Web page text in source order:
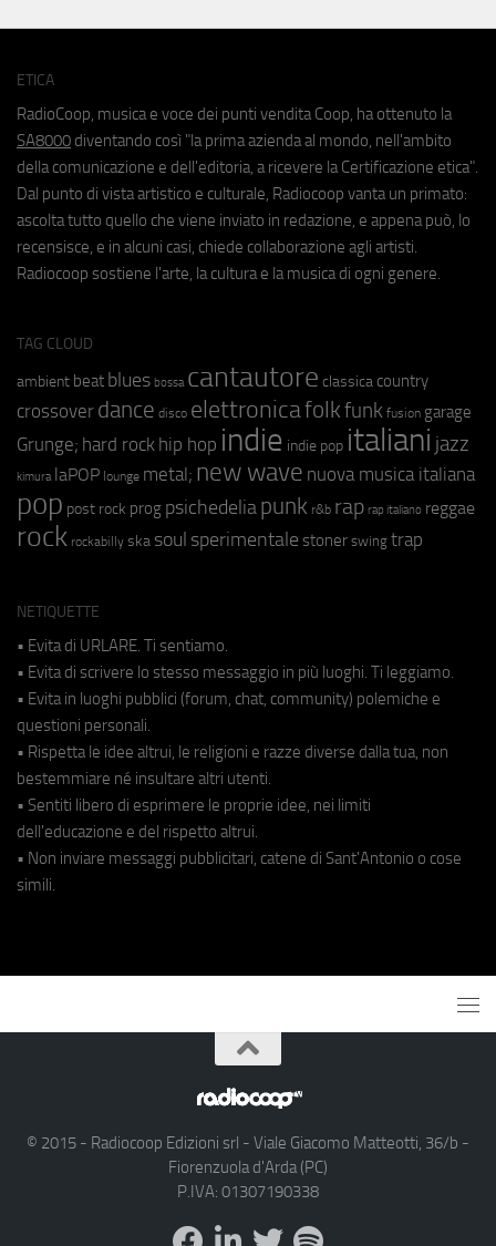
ETICA
RadioCoop, musica e voce dei punti vendita Coop, ha ottenuto la
SA8000 diventando così "la prima azienda al mondo, nell'ambito
della comunicazione e dell'editoria, a ricevere la Certificazione etica".
Dal punto di vista artistico e culturale, Radiocoop vanta un primato:
ascolta tutto quello che viene inviato in redazione, e appena può, lo
recensisce, e in alcuni casi, chiede collaborazione agli artisti.
Radiocoop sostiene l'arte, la cultura e la musica di ogni genere.
TAG CLOUD
ambient beat blues bossa cantautore classica country
crossover dance disco elettronicafolkfunk fusion garage
Grunge; hard rock hip hop indie indie pop italiani jazz
kimura laPOP lounge metal; new wave nuova musica italiana
pop post rock prog psichedeliapunk r&b rap rap italiano reggae
rock rockabilly ska soul sperimentale stoner swing trap
NETIQUETTE
• Evita di URLARE. Ti sentiamo.
• Evita di scrivere lo stesso messaggio in più luoghi. Ti leggiamo.
• Evita in luoghi pubblici (forum, chat, community) polemiche e
questioni personali.
• Rispetta le idee altrui, le religioni e razze diverse dalla tua, non
bestemmiare né insultare altri utenti.
• Sentiti libero di esprimere le proprie idee, nei limiti
dell'educazione e del rispetto altrui.
• Non inviare messaggi pubblicitari, catene di Sant'Antonio o cose
simili.
© 2015 - Radiocoop Edizioni srl - Viale Giacomo Matteotti, 36/b -
Fiorenzuola d'Arda (PC)
P.IVA: 01307190338